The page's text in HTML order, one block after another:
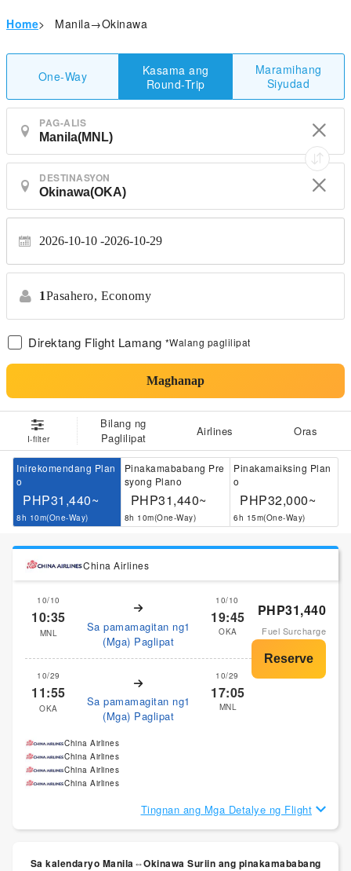
Home> Manila→Okinawa
One-Way
Kasama ang
Round-Trip
Maramihang
Siyudad
PAG-ALIS
DESTINASYON
2026-10-10 2026-10-29
1Pasahero, Economy
Direktang Flight Lamang *Walang paglilipat
Maghanap
I-filter
Bilang ng
Paglilipat
Airlines Oras
Inirekomendang Plan
o
PHP31,440~
8h 10m(One-Way)
Pinakamababang Pre
syong Plano
PHP31,440~
8h 10m(One-Way)
Pinakamaiksing Plan
o
PHP32,000~
6h 15m(One-Way)
China Airlines
10/10
10:35
MNL
Sa pamamagitan ng1
(Mga) Paglipat
10/10
19:45
OKA
10/29
11:55
OKA
Sa pamamagitan ng1
(Mga) Paglipat
10/29
17:05
MNL
PHP31,440
Fuel Surcharge
China Airlines
China Airlines
China Airlines
China Airlines
Tingnan ang Mga Detalye ng Flight
Sa kalendaryo Manila⇔Okinawa Suriin ang pinakamababang